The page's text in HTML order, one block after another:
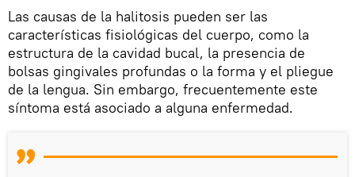
Las causas de la halitosis pueden ser las
características fisiológicas del cuerpo, como la
estructura de la cavidad bucal, la presencia de
bolsas gingivales profundas o la forma y el pliegue
de la lengua. Sin embargo, frecuentemente este
síntoma está asociado a alguna enfermedad.